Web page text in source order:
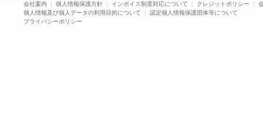
会社案内 | 個人情報保護方針 | インボイス制度対応について | クレジットポリシー |
個人情報及び個人データの利用目的について | 認定個人情報保護団体等について
プライバシーポリシー